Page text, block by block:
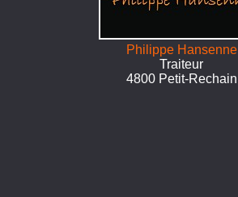
Philippe Hansenne
Traiteur
4800 Petit-Rechain